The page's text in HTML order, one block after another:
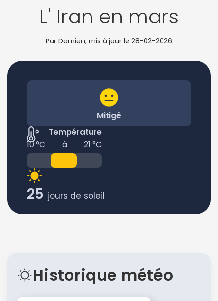
L' Iran en mars
Par Damien, mis à jour le 28-02-2026
Mitigé
Température
10 °C
à 21 °C
25 jours de soleil
Historique météo